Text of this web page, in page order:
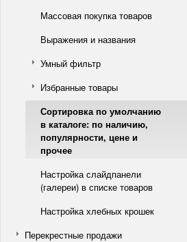
Массовая покупка товаров
Выражения и названия
Умный фильтр
Избранные товары
Сортировка по умолчанию
в каталоге: по наличию,
популярности, цене и
прочее
Настройка слайдпанели
(галереи) в списке товаров
Настройка хлебных крошек
Перекрестные продажи